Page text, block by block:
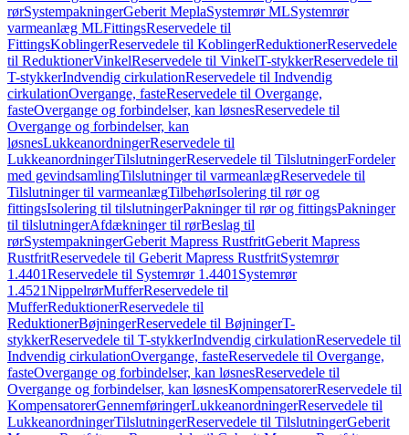
rørSystempakningerGeberit MeplaSystemrør MLSystemrør
varmeanlæg MLFittingsReservedele til
FittingsKoblingerReservedele til KoblingerReduktionerReservedele
til ReduktionerVinkelReservedele til VinkelT-stykkerReservedele til
T-stykkerIndvendig cirkulationReservedele til Indvendig
cirkulationOvergange, fasteReservedele til Overgange,
fasteOvergange og forbindelser, kan løsnesReservedele til
Overgange og forbindelser, kan
løsnesLukkeanordningerReservedele til
LukkeanordningerTilslutningerReservedele til TilslutningerFordeler
med gevindsamlingTilslutninger til varmeanlægReservedele til
Tilslutninger til varmeanlægTilbehørIsolering til rør og
fittingsIsolering til tilslutningerPakninger til rør og fittingsPakninger
til tilslutningerAfdækninger til rørBeslag til
rørSystempakningerGeberit Mapress RustfritGeberit Mapress
RustfritReservedele til Geberit Mapress RustfritSystemrør
1.4401Reservedele til Systemrør 1.4401 Systemrør
1.4521NippelrørMufferReservedele til
MufferReduktionerReservedele til
ReduktionerBøjningerReservedele til BøjningerT-
stykkerReservedele til T-stykkerIndvendig cirkulationReservedele til
Indvendig cirkulationOvergange, fasteReservedele til Overgange,
fasteOvergange og forbindelser, kan løsnesReservedele til
Overgange og forbindelser, kan løsnesKompensatorerReservedele til
KompensatorerGennemføringerLukkeanordningerReservedele til
LukkeanordningerTilslutningerReservedele til TilslutningerGeberit